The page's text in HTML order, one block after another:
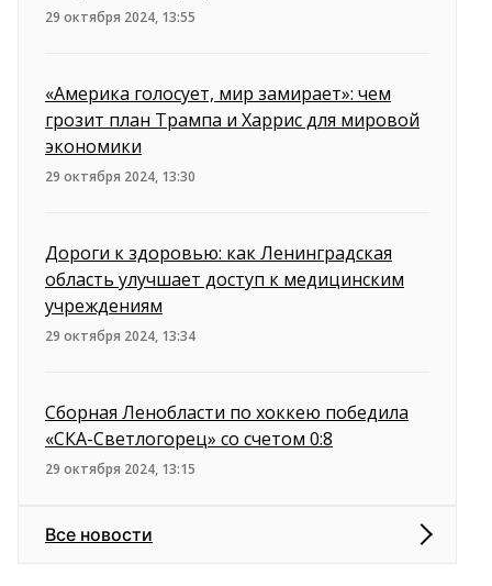
29 октября 2024, 13:55
«Америка голосует, мир замирает»: чем
грозит план Трампа и Харрис для мировой
экономики
29 октября 2024, 13:30
Дороги к здоровью: как Ленинградская
область улучшает доступ к медицинским
учреждениям
29 октября 2024, 13:34
Сборная Ленобласти по хоккею победила
«СКА-Светлогорец» со счетом 0:8
29 октября 2024, 13:15
Все новости